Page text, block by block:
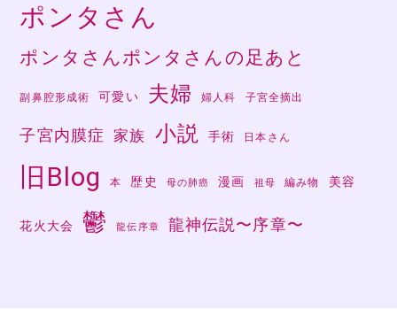
ポンタさん
ポンタさんポンタさんの足あと
副鼻腔形成術 可愛い 夫婦 婦人科 子宮全摘出
子宮内膜症 家族 小説 手術 日本さん
旧Blog 本 歴史 母の肺癌 漫画 祖母 編み物 美容
花火大会 鬱 龍伝序章 龍神伝説〜序章〜